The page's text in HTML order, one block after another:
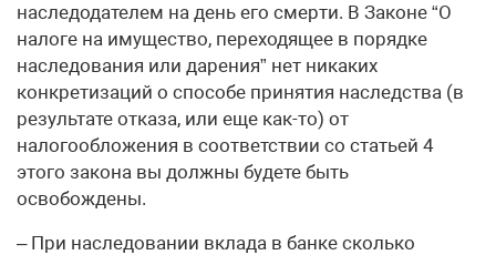
наследодателем на день его смерти. В Законе “О
налоге на имущество, переходящее в порядке
наследования или дарения” нет никаких
конкретизаций о способе принятия наследства (в
результате отказа, или еще как-то) от
налогообложения в соответствии со статьей 4
этого закона вы должны будете быть
освобождены.
– При наследовании вклада в банке сколько